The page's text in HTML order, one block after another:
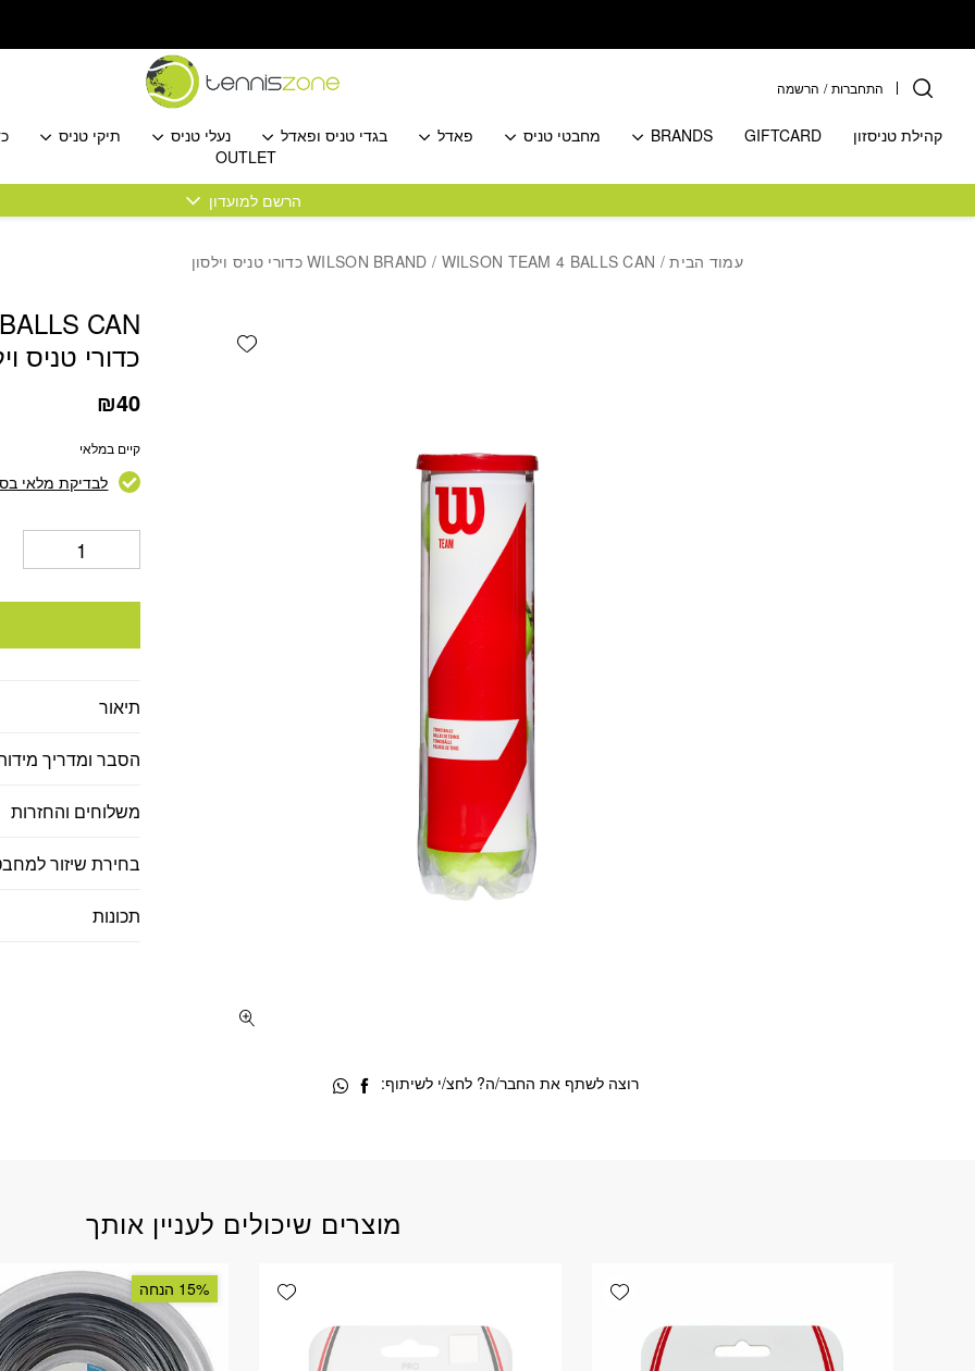
התחברות / הרשמה
קהילת טניסזון GIFTCARD
BRANDS מחבטי טניס פאדל בגדי טניס ופאדל נעלי טניס תיקי טניס
OUTLET
הרשם למועדון
עמוד הבית/
WILSON BRAND / WILSON TEAM 4 BALLS CAN כדורי טניס וילסון
CAN
כדורי טניס
₪40
קיים במלאי
לבדיקת מלאי
תיאור
הסבר ומדריך
משלוחים והחזרות
בחירת שיזור
תכונות
Add wishlist
רוצה לשתף את החבר/ה? לחצ/י לשיתוף:
מוצרים שיכולים לעניין אותך
Add wishlist
Add wishlist15% הנחה